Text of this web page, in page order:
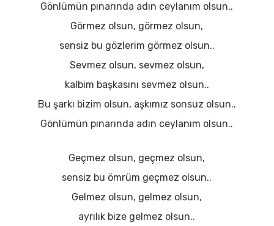
Gönlümün pınarında adın ceylanım olsun..
Görmez olsun, görmez olsun,
sensiz bu gözlerim görmez olsun..
Sevmez olsun, sevmez olsun,
kalbim başkasını sevmez olsun..
Bu şarkı bizim olsun, aşkımız sonsuz olsun..
Gönlümün pınarında adın ceylanım olsun..
Geçmez olsun, geçmez olsun,
sensiz bu ömrüm geçmez olsun..
Gelmez olsun, gelmez olsun,
ayrılık bize gelmez olsun..